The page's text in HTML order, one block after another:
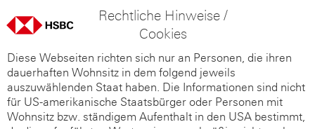
Rechtliche Hinweise /
Cookies
Diese Webseiten richten sich nur an Personen, die ihren
dauerhaften Wohnsitz in dem folgend jeweils
auszuwählenden Staat haben. Die Informationen sind nicht
für US-amerikanische Staatsbürger oder Personen mit
Wohnsitz bzw. ständigem Aufenthalt in den USA bestimmt,